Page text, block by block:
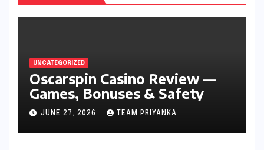
UNCATEGORIZED
Oscarspin Casino Review —
Games, Bonuses & Safety
JUNE 27, 2026 TEAM PRIYANKA